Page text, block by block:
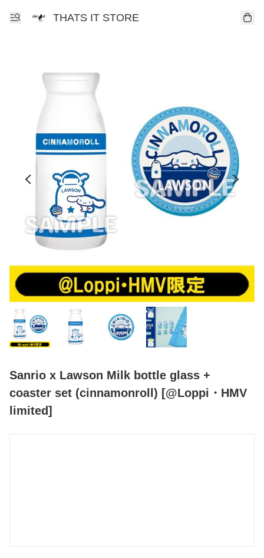
THATS IT STORE
Sanrio x Lawson Milk bottle glass +
coaster set (cinnamonroll) [@Loppi・HMV
limited]